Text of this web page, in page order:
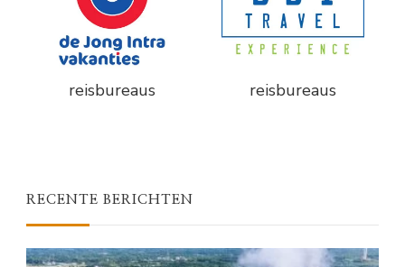
reisbureaus reisbureaus
RECENTE BERICHTEN